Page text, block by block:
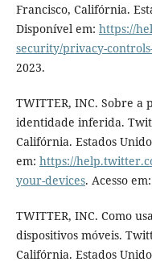
Francisco, Califórnia.
Disponível em: https://
security/privacy-
2023.
TWITTER, INC. Sobre a
identidade inferida.
Califórnia. Estados
em: https://
your-devices. Acesso
TWITTER, INC. Como
dispositivos móveis.
Califórnia. Estados